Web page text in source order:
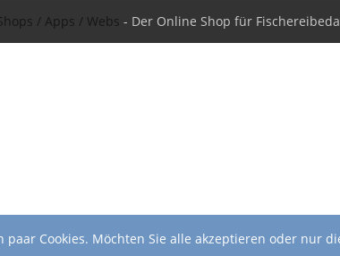
/ Apps / Webs - Der Online Shop für
paar Cookies. Möchten Sie alle akzeptieren oder nur